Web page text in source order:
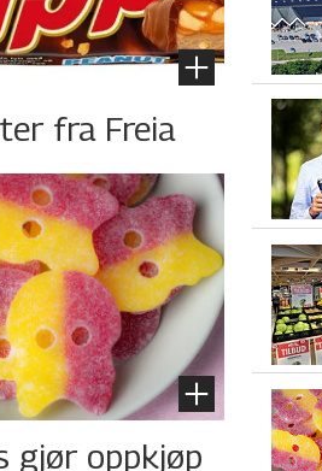
fra Freia
gjør oppkjøp